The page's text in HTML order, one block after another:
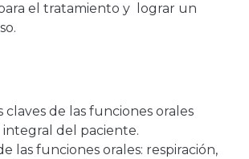
el tratamiento y lograr un
claves de las funciones orales
integral del paciente.
las funciones orales: respiración,